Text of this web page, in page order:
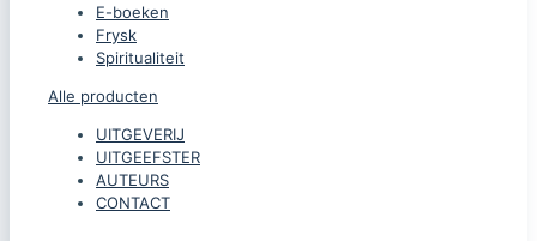
E-boeken
Frysk
Spiritualiteit
Alle producten
UITGEVERIJ
UITGEEFSTER
AUTEURS
CONTACT